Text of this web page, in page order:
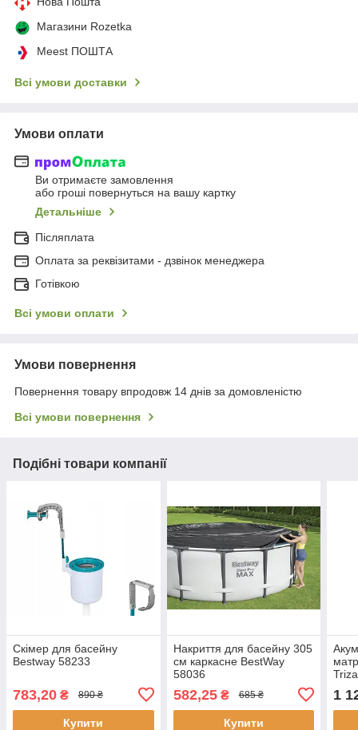
Магазини Rozetka
Meest ПОШТА
Всі умови доставки
Умови оплати
Ви отримаєте замовлення
або гроші повернуться на вашу картку
Детальніше
Післяплата
Оплата за реквізитами - дзвінок менеджера
Готівкою
Всі умови оплати
Умови повернення
Повернення товару впродовж 14 днів за домовленістю
Всі умови повернення
Подібні товари компанії
Скімер для басейну
Bestway 58233
783,20 ₴ 890 ₴
Купити
Накриття для басейну 305
см каркасне BestWay
58036
582,25₴ 685 ₴
Купити
1